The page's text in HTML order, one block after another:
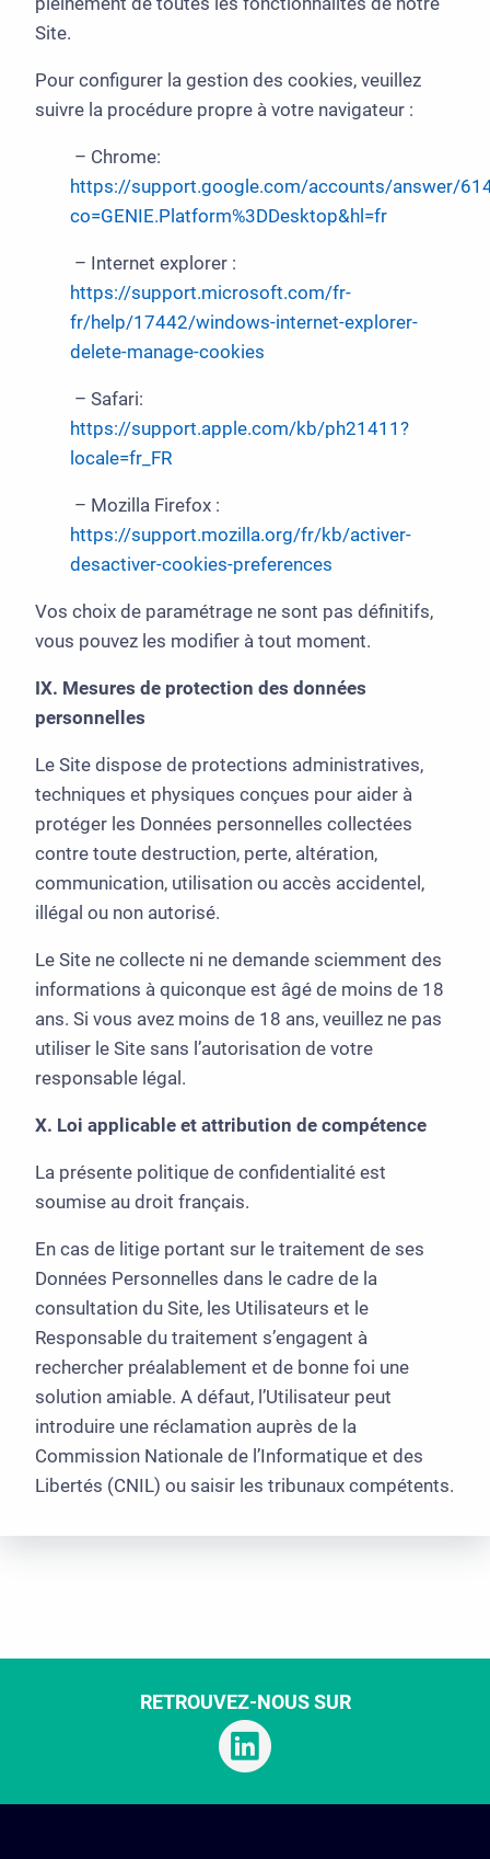
Site.
Pour configurer la gestion des cookies, veuillez
suivre la procédure propre à votre navigateur :
– Chrome:
https://support.google.com/accounts/answer/
co=GENIE.Platform%3DDesktop&hl=fr
– Internet explorer :
https://support.microsoft.com/fr-
fr/help/17442/windows-internet-explorer-
delete-manage-cookies
– Safari:
https://support.apple.com/kb/ph21411?
locale=fr_FR
– Mozilla Firefox :
https://support.mozilla.org/fr/kb/activer-
desactiver-cookies-preferences
Vos choix de paramétrage ne sont pas définitifs,
vous pouvez les modifier à tout moment.
IX. Mesures de protection des données
personnelles
Le Site dispose de protections administratives,
techniques et physiques conçues pour aider à
protéger les Données personnelles collectées
contre toute destruction, perte, altération,
communication, utilisation ou accès accidentel,
illégal ou non autorisé.
Le Site ne collecte ni ne demande sciemment des
informations à quiconque est âgé de moins de 18
ans. Si vous avez moins de 18 ans, veuillez ne pas
utiliser le Site sans l’autorisation de votre
responsable légal.
X. Loi applicable et attribution de compétence
La présente politique de confidentialité est
soumise au droit français.
En cas de litige portant sur le traitement de ses
Données Personnelles dans le cadre de la
consultation du Site, les Utilisateurs et le
Responsable du traitement s’engagent à
rechercher préalablement et de bonne foi une
solution amiable. A défaut, l’Utilisateur peut
introduire une réclamation auprès de la
Commission Nationale de l’Informatique et des
Libertés (CNIL) ou saisir les tribunaux compétents.
RETROUVEZ-NOUS SUR